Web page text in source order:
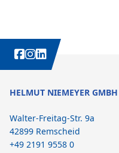
WEITERE
HELMUT NIEMEYER GMBH
Walter-Freitag-Str. 9a
42899 Remscheid
+49 2191 9558 0